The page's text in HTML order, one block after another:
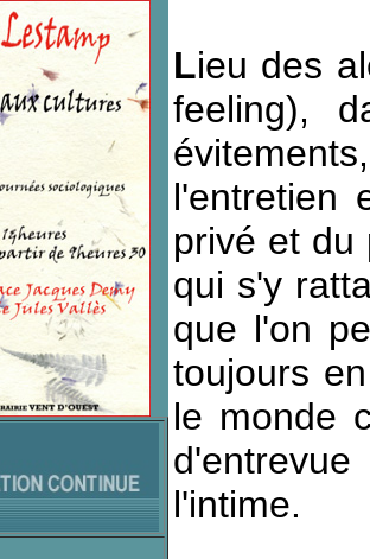
Lieu des
feeling),
l'entretien
privé et du
qui s'y
que l'on
toujours
le monde
l'intime.